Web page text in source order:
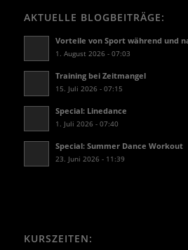
AKTUELLE BLOGBEITRÄGE:
Vorteile von Sport während und
1. August 2026 - 07:03
Training bei Zeitmangel
15. Juli 2026 - 07:15
Special: Linedance
1. Juli 2026 - 07:40
Special: Summer Dance Workout
23. Juni 2026 - 11:39
KURSZEITEN: